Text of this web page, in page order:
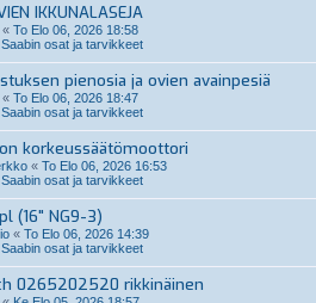
IKKUNALASEJA
« To Elo 06, 2026 18:58
osat ja tarvikkeet
pienosia ja ovien avainpesiä
« To Elo 06, 2026 18:47
osat ja tarvikkeet
korkeussäätömoottori
« To Elo 06, 2026 16:53
osat ja tarvikkeet
(16" NG9-3)
« To Elo 06, 2026 14:39
osat ja tarvikkeet
0265202520 rikkinäinen